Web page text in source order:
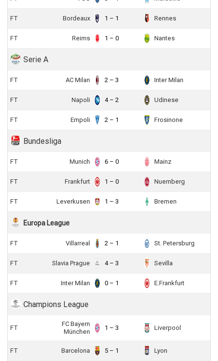
FT Bordeaux 1 – 1 Rennes
FT Reims 1 – 0 Nantes
Serie A
FT AC Milan 2 – 3 Inter Milan
FT Napoli 4 – 2 Udinese
FT Empoli 2 – 1 Frosinone
Bundesliga
FT Munich 6 – 0 Mainz
FT Frankfurt 1 – 0 Nuernberg
FT Leverkusen 1 – 3 Bremen
Europa League
FT Villarreal 2 – 1 St. Petersburg
FT Slavia Prague 4 – 3 Sevilla
FT Inter Milan 0 – 1 E.Frankfurt
Champions League
FT
FC Bayern
München
1 – 3 Liverpool
FT Barcelona 5 – 1 Lyon